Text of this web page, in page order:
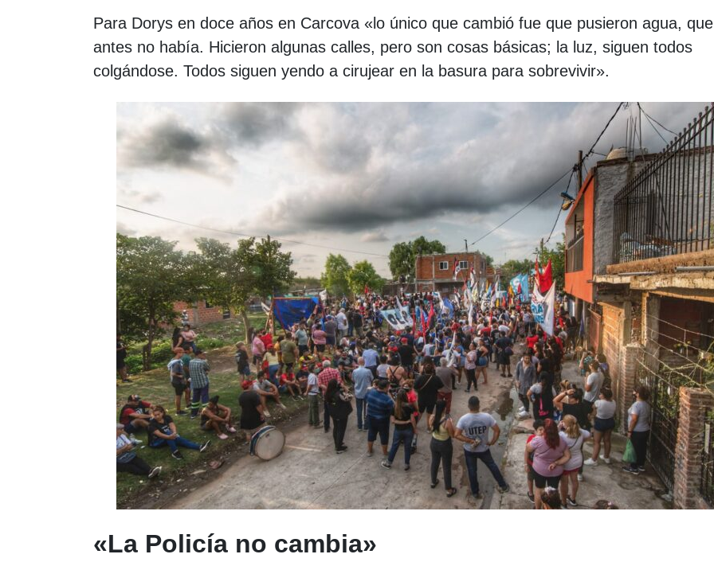
Para Dorys en doce años en Carcova «lo único que cambió fue que pusieron agua, que
antes no había. Hicieron algunas calles, pero son cosas básicas; la luz, siguen todos
colgándose. Todos siguen yendo a cirujear en la basura para sobrevivir».
«La Policía no cambia»